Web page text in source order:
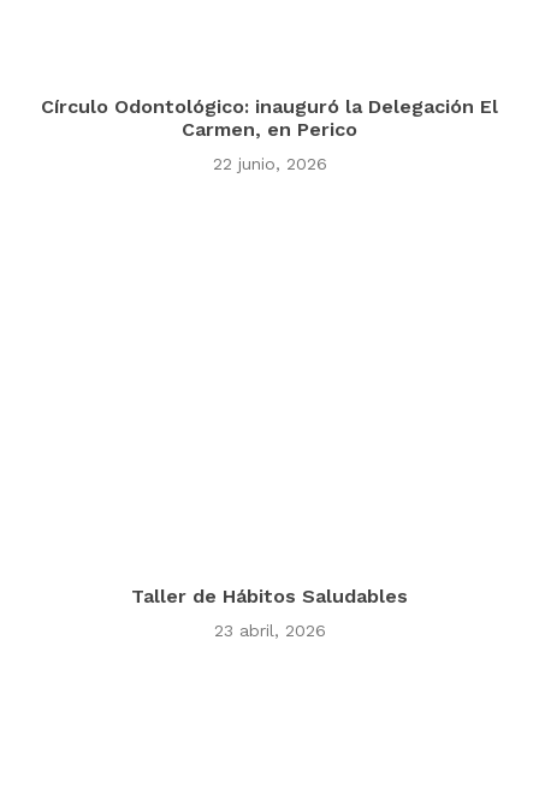
Círculo Odontológico: inauguró la Delegación El
Carmen, en Perico
22 junio, 2026
Taller de Hábitos Saludables
23 abril, 2026